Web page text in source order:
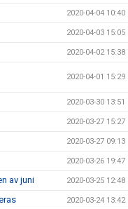
2020-04-04 10:40
2020-04-03 15:05
2020-04-02 15:38
2020-04-01 15:29
2020-03-30 13:51
2020-03-27 15:27
2020-03-27 09:13
2020-03-26 19:47
av juni 2020-03-25 12:48
2020-03-24 13:42